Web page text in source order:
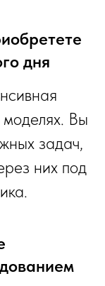
дня
моделях. Вы
задач,
них под